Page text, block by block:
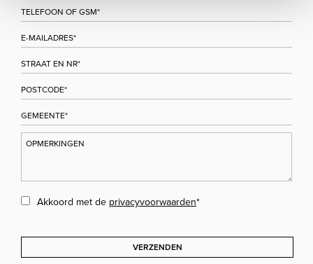
Akkoord met de privacyvoorwaarden*
VERZENDEN